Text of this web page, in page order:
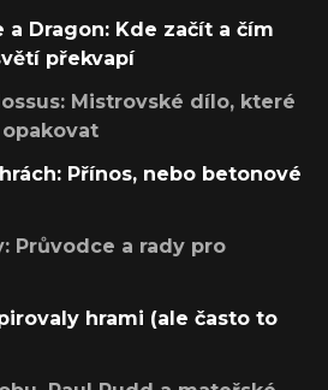
a Dragon: Kde začít a čím
překvapí
Mistrovské dílo, které
Přínos, nebo betonové
Průvodce a rady pro
hrami (ale často to